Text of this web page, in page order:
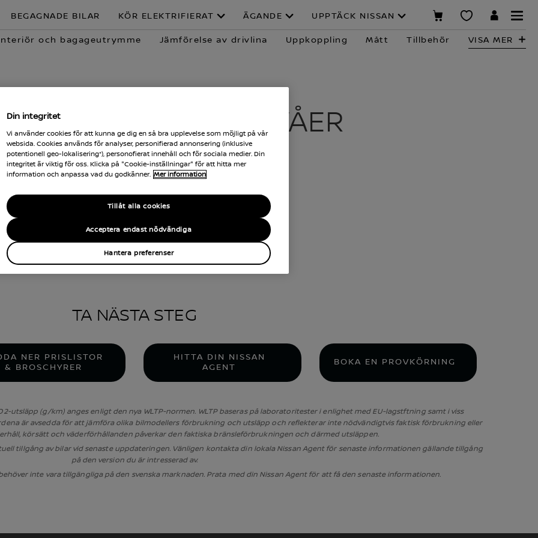
BEGAGNADE BILAR KÖR ELEKTRIFIERAT ÄGANDE UPPTÄCK NISSAN
och bagageutrymme Jämförelse av drivlina Uppkoppling Mått Tillbehör VISA MER
UTRUSTNINGSNIVÅER
BIL
TA NÄSTA STEG
NER PRISLISTOR
& BROSCHYRER
HITTA DIN NISSAN
AGENT
BOKA EN PROVKÖRNING
(g/km) anges enligt den nya WLTP-normen. WLTP baseras på laboratoritester i enlighet med EU-lagstftning samt i viss
är avsedda för att jämföra olika bilmodellers förbrukning och utsläpp och reflekterar inte nödvändigtvis faktisk förbrukning eller
körsätt och väderförhållanden påverkar den faktiska bränsleförbrukningen och därmed utsläppen.
tillgång av bilar vid senaste uppdateringen. Vänligen kontakta din lokala Nissan Agent för senaste informationen gällande tillgång
på den version du är intresserad av.
inte vara tillgängliga på den svenska marknaden. Prata med din Nissan Agent för att få den senaste informationen.
Din integritet
Vi använder cookies för att kunna ge dig en så bra upplevelse som möjligt på vår
websida. Cookies används för analyser, personifierad annonsering (inklusive
potentionell geo-lokalisering*), personofierat innehåll och för sociala medier. Din
integritet är viktig för oss. Klicka på "Cookie-inställningar" för att hitta mer
information och anpassa vad du godkänner. Mer information
Hantera preferenser
Acceptera endast nödvändiga
Tillåt alla cookies